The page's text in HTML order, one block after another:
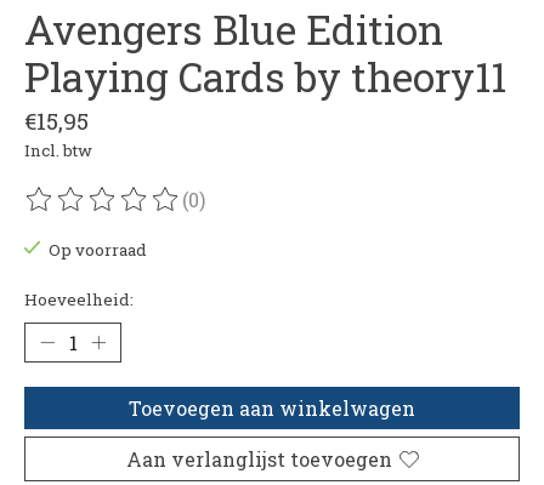
Avengers Blue Edition
Playing Cards by theory11
€15,95
Incl. btw
De beoordeling van dit product is
(0)
Op voorraad
Hoeveelheid:
Toevoegen aan winkelwagen
Aan verlanglijst toevoegen